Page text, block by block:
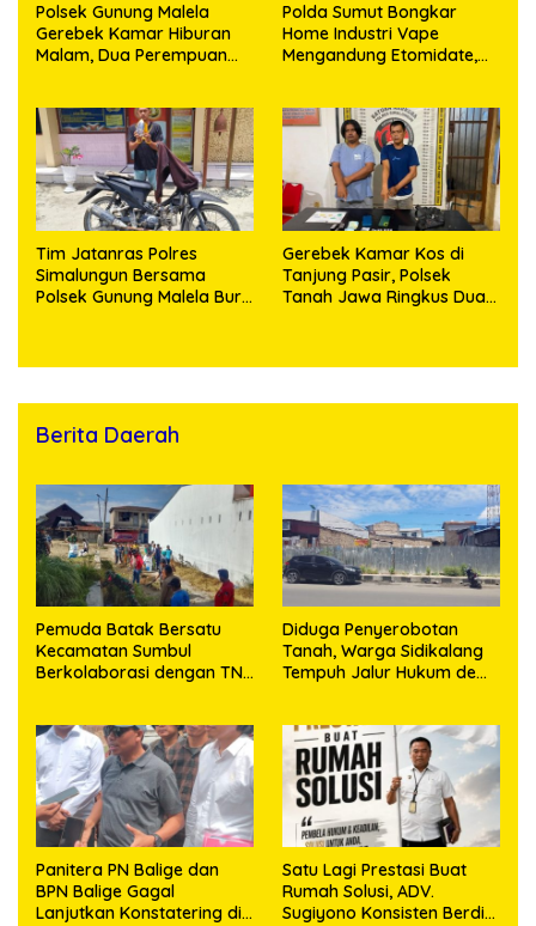
Polsek Gunung Malela
Gerebek Kamar Hiburan
Malam, Dua Perempuan
Polda Sumut Bongkar
Home Industri Vape
Mengandung Etomidate,
Tim Jatanras Polres
Simalungun Bersama
Polsek Gunung Malela Buru
Gerebek Kamar Kos di
Tanjung Pasir, Polsek
Tanah Jawa Ringkus Dua
Berita Daerah
Pemuda Batak Bersatu
Kecamatan Sumbul
Berkolaborasi dengan TNI
023/KS dan HUT Ke-81
Kemerdekaan RI
Diduga Penyerobotan
Tanah, Warga Sidikalang
Tempuh Jalur Hukum demi
Panitera PN Balige dan
BPN Balige Gagal
Lanjutkan Konstatering di
Satu Lagi Prestasi Buat
Rumah Solusi, ADV.
Sugiyono Konsisten Berdiri